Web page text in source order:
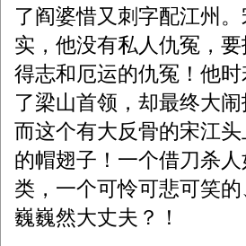
了阎婆惜又刺字配江州
实，他没有私人仇冤，
得志和厄运的仇冤！他
了梁山首领，却最终大
而这个有大反骨的宋江
的帽翅子！一个借刀杀
类，一个可怜可悲可笑
巍巍然大丈夫？！